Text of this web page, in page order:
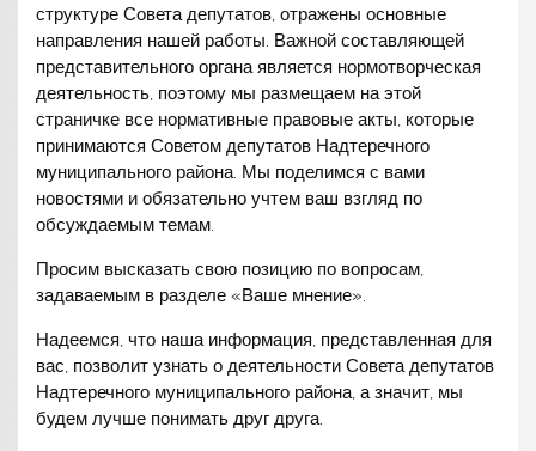
структуре Совета депутатов, отражены основные
направления нашей работы. Важной составляющей
представительного органа является нормотворческая
деятельность, поэтому мы размещаем на этой
страничке все нормативные правовые акты, которые
принимаются Советом депутатов Надтеречного
муниципального района. Мы поделимся с вами
новостями и обязательно учтем ваш взгляд по
обсуждаемым темам.
Просим высказать свою позицию по вопросам,
задаваемым в разделе «Ваше мнение».
Надеемся, что наша информация, представленная для
вас, позволит узнать о деятельности Совета депутатов
Надтеречного муниципального района, а значит, мы
будем лучше понимать друг друга.